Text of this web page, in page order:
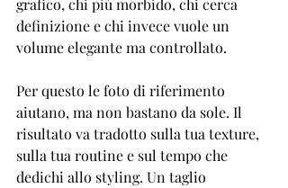
grafico, chi più morbido, chi cerca
definizione e chi invece vuole un
volume elegante ma controllato.
Per questo le foto di riferimento
aiutano, ma non bastano da sole. Il
risultato va tradotto sulla tua texture,
sulla tua routine e sul tempo che
dedichi allo styling. Un taglio